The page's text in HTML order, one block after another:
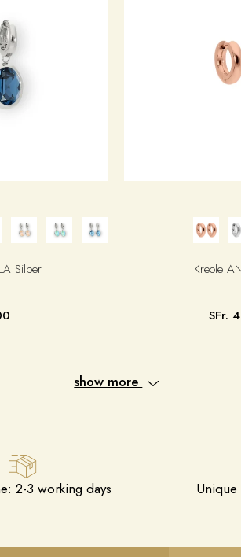
Silber Kreole
SFr.
show more
2-3 working days